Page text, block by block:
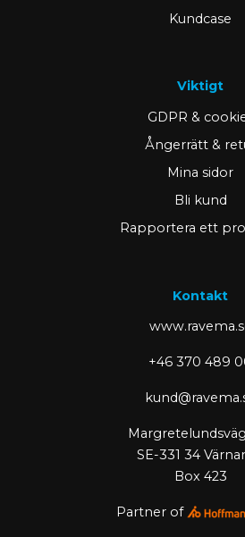
Kundcase
Viktigt
GDPR &
Ångerrätt &
Mina sidor
Bli kund
Rapportera ett
Kontakt
+46 370 489
SE-331 34
Box 423
Partner of